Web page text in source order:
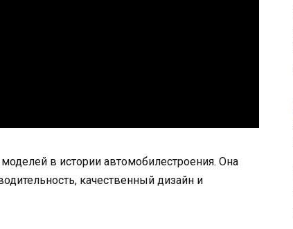
в истории автомобилестроения. Она
качественный дизайн и